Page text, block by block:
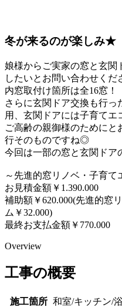
冬が来るのが楽しみ★
娘様からご実家の窓と玄関
したいとお問い合わせくだ
内窓取付け箇所は全16窓！
さらに玄関ドア交換も行
用、玄関ドアには子育てエ
ご高齢の親御様のために
行そのものですね◎
今回は一部の窓と玄関ドア
～先進的窓リノベ・子育て
お見積金額￥1.390.000
補助額￥620.000(先進的窓
ム￥32.000)
最終お支払金額￥770.000
Overview
工事の概要
施工箇所 和室/キッチン/